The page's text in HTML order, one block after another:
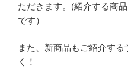
ただきます。(紹介する商
です）
また、新商品もご紹介す
く！